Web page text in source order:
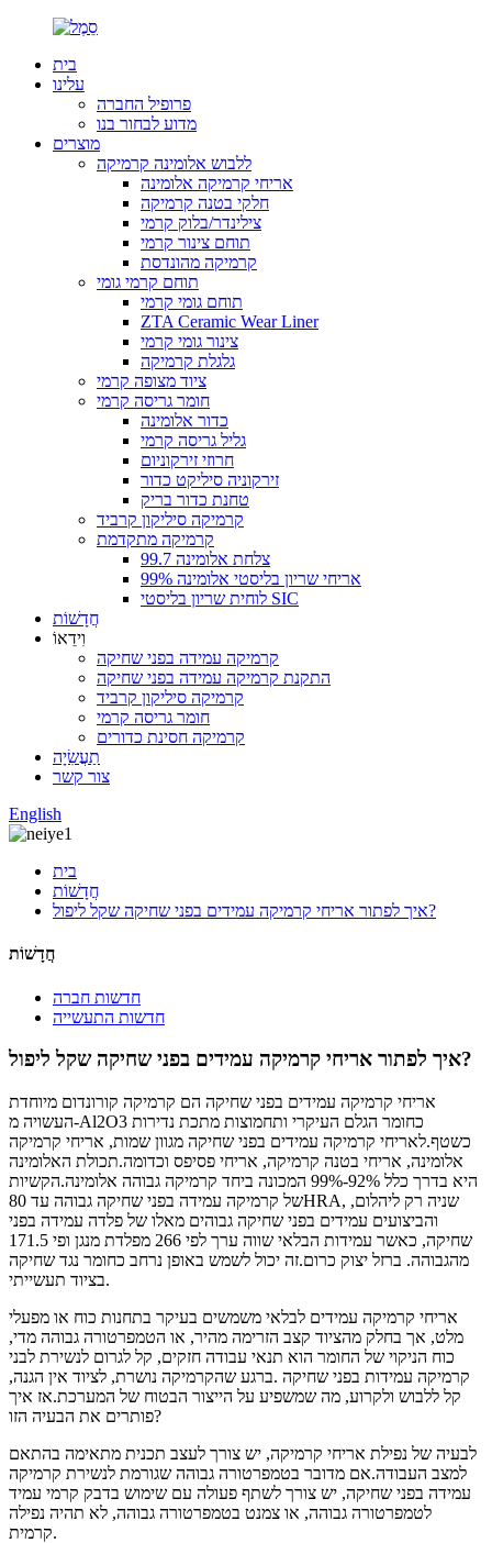
בית
עלינו
פרופיל החברה
מדוע לבחור בנו
מוצרים
ללבוש אלומינה קרמיקה
אריחי קרמיקה אלומינה
חלקי בטנה קרמיקה
צילינדר/בלוק קרמי
תוחם צינור קרמי
קרמיקה מהונדסת
תוחם קרמי גומי
תוחם גומי קרמי
ZTA Ceramic Wear Liner
צינור גומי קרמי
גלגלת קרמיקה
ציוד מצופה קרמי
חומר גריסה קרמי
כדור אלומינה
גליל גריסה קרמי
חרוזי זירקוניום
זירקוניה סיליקט כדור
טחנת כדור בריק
קרמיקה סיליקון קרביד
קרמיקה מתקדמת
צלחת אלומינה 99.7
אריחי שריון בליסטי אלומינה 99%
לוחית שריון בליסטי SIC
חֲדָשׁוֹת
וִידֵאוֹ
קרמיקה עמידה בפני שחיקה
התקנת קרמיקה עמידה בפני שחיקה
קרמיקה סיליקון קרביד
חומר גריסה קרמי
קרמיקה חסינת כדורים
תַעֲשִׂיָה
צור קשר
English
בית
חֲדָשׁוֹת
איך לפתור אריחי קרמיקה עמידים בפני שחיקה שקל ליפול?
חֲדָשׁוֹת
חדשות חברה
חדשות התעשייה
איך לפתור אריחי קרמיקה עמידים בפני שחיקה שקל ליפול?
אריחי קרמיקה עמידים בפני שחיקה הם קרמיקה קורונדום מיוחדת
העשויה מ-Al2O3 כחומר הגלם העיקרי ותחמוצות מתכת נדירות
כשטף.לאריחי קרמיקה עמידים בפני שחיקה מגוון שמות, אריחי קרמיקה
אלומינה, אריחי בטנה קרמיקה, אריחי פסיפס וכדומה.תכולת האלומינה
היא בדרך כלל 92%-99% המכונה ביחד קרמיקה גבוהה אלומינה.הקשיות
של קרמיקה עמידה בפני שחיקה גבוהה עד 80HRA, שניה רק ​​ליהלום,
והביצועים עמידים בפני שחיקה גבוהים מאלו של פלדה עמידה בפני
שחיקה, כאשר עמידות הבלאי שווה ערך לפי 266 מפלדת מנגן ופי 171.5
מהגבוהה. ברזל יצוק כרום.זה יכול לשמש באופן נרחב כחומר נגד שחיקה
בציוד תעשייתי.
אריחי קרמיקה עמידים לבלאי משמשים בעיקר בתחנות כוח או מפעלי
מלט, אך בחלק מהציוד קצב הזרימה מהיר, או הטמפרטורה גבוהה מדי,
כוח הניקוי של החומר הוא תנאי עבודה חזקים, קל לגרום לנשירת לבני
קרמיקה עמידות בפני שחיקה .ברגע שהקרמיקה נושרת, לציוד אין הגנה,
קל ללבוש ולקרוע, מה שמשפיע על הייצור הבטוח של המערכת.אז איך
פותרים את הבעיה הזו?
לבעיה של נפילת אריחי קרמיקה, יש צורך לעצב תכנית מתאימה בהתאם
למצב העבודה.אם מדובר בטמפרטורה גבוהה שגורמת לנשירת קרמיקה
עמידה בפני שחיקה, יש צורך לשתף פעולה עם שימוש בדבק קרמי עמיד
לטמפרטורה גבוהה, או צמנט בטמפרטורה גבוהה, לא תהיה נפילה
קרמית.